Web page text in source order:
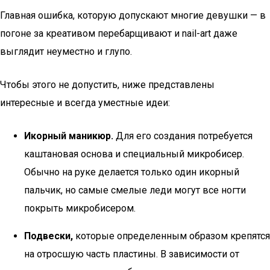
Главная ошибка, которую допускают многие девушки — в
погоне за креативом перебарщивают и nail-art даже
выглядит неуместно и глупо.
Чтобы этого не допустить, ниже представлены
интересные и всегда уместные идеи:
Икорный маникюр. Для его создания потребуется
каштановая основа и специальный микробисер.
Обычно на руке делается только один икорный
пальчик, но самые смелые леди могут все ногти
покрыть микробисером.
Подвески, которые определенным образом крепятся
на отросшую часть пластины. В зависимости от